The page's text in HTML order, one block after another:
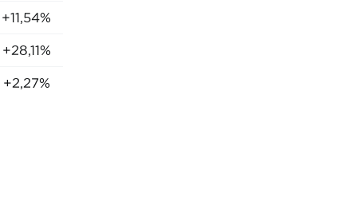
+11,54%
+28,11%
+2,27%